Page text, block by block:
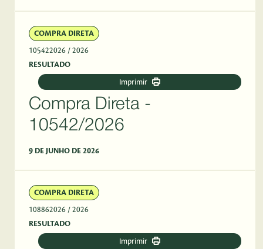
COMPRA DIRETA
105422026 / 2026
RESULTADO
Imprimir
Compra Direta -
10542/2026
9 DE JUNHO DE 2026
COMPRA DIRETA
108862026 / 2026
RESULTADO
Imprimir